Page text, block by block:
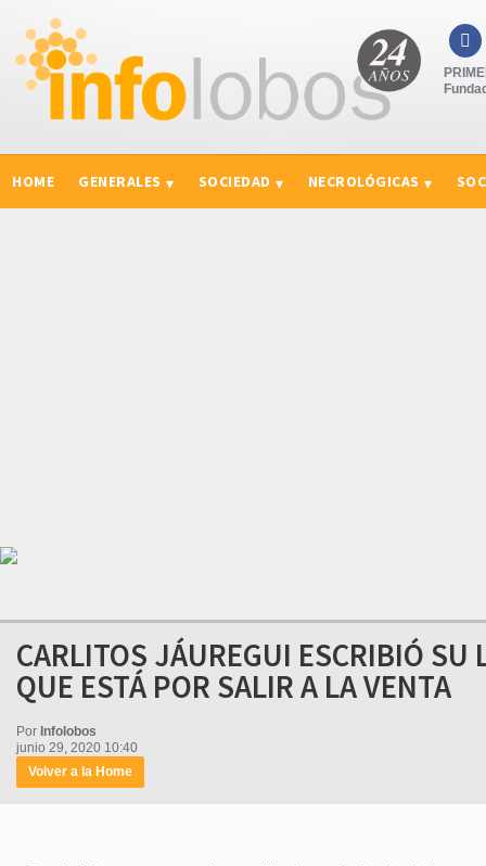

HOME GENERALES SOCIEDAD NECROLÓGICAS
CARLITOS JÁUREGUI ESCRIBIÓ
QUE ESTÁ POR SALIR A LA VENTA
Por Infolobos
junio 29, 2020 10:40
Volver a la Home